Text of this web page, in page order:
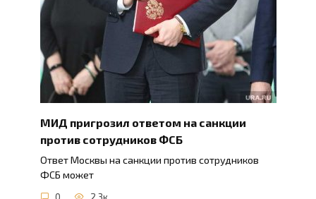
МИД пригрозил ответом на санкции
против сотрудников ФСБ
Ответ Москвы на санкции против сотрудников
ФСБ может
0 2.3к.